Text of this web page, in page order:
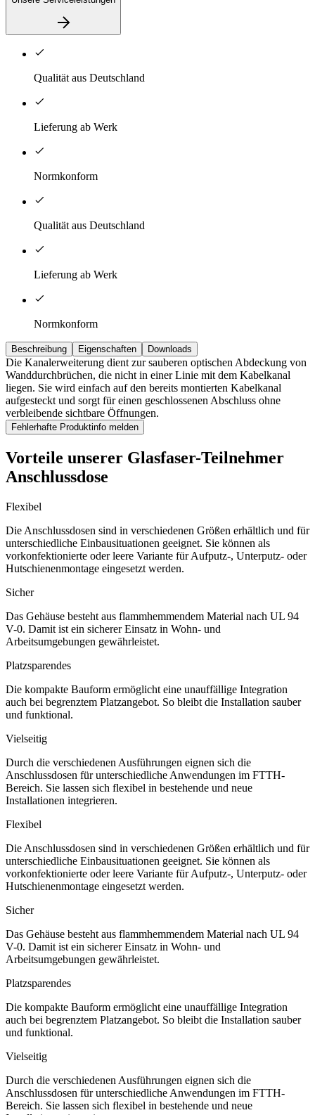
Qualität aus Deutschland
Lieferung ab Werk
Normkonform
Qualität aus Deutschland
Lieferung ab Werk
Normkonform
Beschreibung Eigenschaften Downloads
Die Kanalerweiterung dient zur sauberen optischen Abdeckung von
Wanddurchbrüchen, die nicht in einer Linie mit dem Kabelkanal
liegen. Sie wird einfach auf den bereits montierten Kabelkanal
aufgesteckt und sorgt für einen geschlossenen Abschluss ohne
verbleibende sichtbare Öffnungen.
Fehlerhafte Produktinfo melden
Vorteile unserer Glasfaser-Teilnehmer
Anschlussdose
Flexibel
Die Anschlussdosen sind in verschiedenen Größen erhältlich und für
unterschiedliche Einbausituationen geeignet. Sie können als
vorkonfektionierte oder leere Variante für Aufputz-, Unterputz- oder
Hutschienenmontage eingesetzt werden.
Sicher
Das Gehäuse besteht aus flammhemmendem Material nach UL 94
V-0. Damit ist ein sicherer Einsatz in Wohn- und
Arbeitsumgebungen gewährleistet.
Platzsparendes
Die kompakte Bauform ermöglicht eine unauffällige Integration
auch bei begrenztem Platzangebot. So bleibt die Installation sauber
und funktional.
Vielseitig
Durch die verschiedenen Ausführungen eignen sich die
Anschlussdosen für unterschiedliche Anwendungen im FTTH-
Bereich. Sie lassen sich flexibel in bestehende und neue
Installationen integrieren.
Flexibel
Die Anschlussdosen sind in verschiedenen Größen erhältlich und für
unterschiedliche Einbausituationen geeignet. Sie können als
vorkonfektionierte oder leere Variante für Aufputz-, Unterputz- oder
Hutschienenmontage eingesetzt werden.
Sicher
Das Gehäuse besteht aus flammhemmendem Material nach UL 94
V-0. Damit ist ein sicherer Einsatz in Wohn- und
Arbeitsumgebungen gewährleistet.
Platzsparendes
Die kompakte Bauform ermöglicht eine unauffällige Integration
auch bei begrenztem Platzangebot. So bleibt die Installation sauber
und funktional.
Vielseitig
Durch die verschiedenen Ausführungen eignen sich die
Anschlussdosen für unterschiedliche Anwendungen im FTTH-
Bereich. Sie lassen sich flexibel in bestehende und neue